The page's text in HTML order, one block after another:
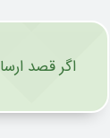
اگر قصد